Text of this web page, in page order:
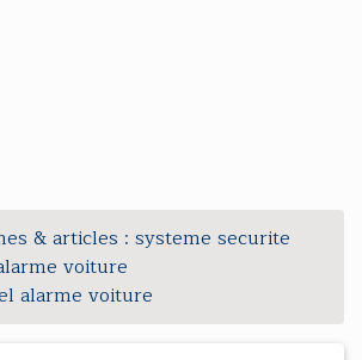
& articles : systeme securite
voiture
alarme voiture